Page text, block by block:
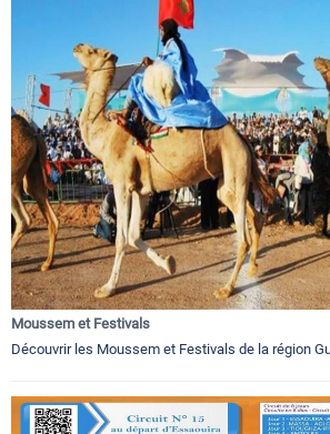
Moussem et Festivals
Découvrir les Moussem et Festivals de la région